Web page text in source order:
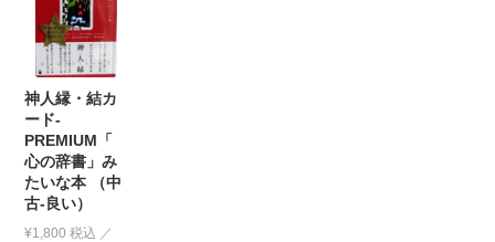
書籍
カード関連グッズ
神人縁・結カ
ード-
PREMIUM「
心の辞書」み
たいな本 （中
古-良い）
¥1,800 税込